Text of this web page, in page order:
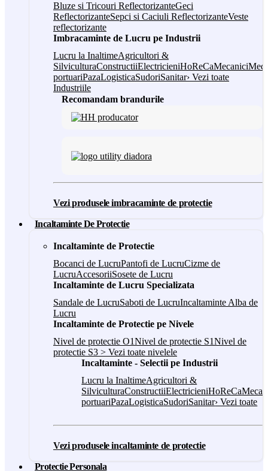
Bluze si Tricouri ReflectorizanteGeci
ReflectorizanteSepci si Caciuli ReflectorizanteVeste
reflectorizante
Imbracaminte de Lucru pe Industrii
Lucru la InaltimeAgricultori &
SilviculturaConstructiiElectricieniHoReCaMecanici
portuariPazaLogisticaSudoriSanitar› Vezi toate
Industriile
Recomandam brandurile
Vezi produsele imbracaminte de protectie
Incaltaminte De Protectie
Incaltaminte de Protectie
Bocanci de LucruPantofi de LucruCizme de
LucruAccesoriiSosete de Lucru
Incaltaminte de Lucru Specializata
Sandale de LucruSaboti de LucruIncaltaminte Alba de
Lucru
Incaltaminte de Protectie pe Nivele
Nivel de protectie O1Nivel de protectie S1Nivel de
protectie S3 > Vezi toate nivelele
Incaltaminte - Selectii pe Industrii
Lucru la InaltimeAgricultori &
SilviculturaConstructiiElectricieniHoReCa
portuariPazaLogisticaSudoriSanitar› Vezi toate
Vezi produsele incaltaminte de protectie
Protectie Personala